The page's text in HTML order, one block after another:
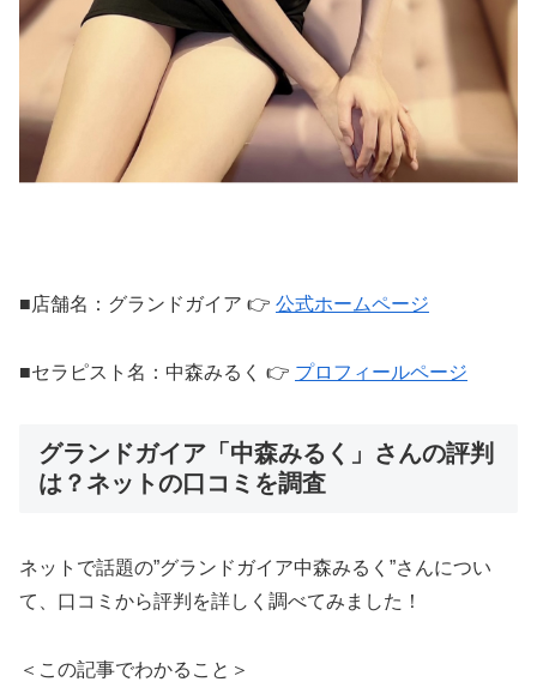
■店舗名：グランドガイア 👉 公式ホームページ
■セラピスト名：中森みるく 👉 プロフィールページ
グランドガイア「中森みるく」さんの評判
は？ネットの口コミを調査
ネットで話題の”グランドガイア中森みるく”さんについ
て、口コミから評判を詳しく調べてみました！
＜この記事でわかること＞